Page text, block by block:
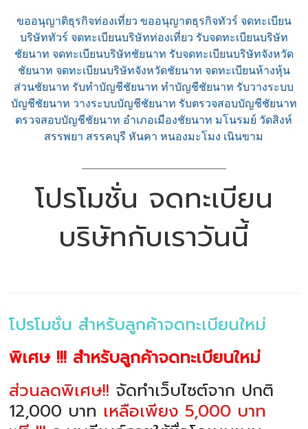
ขออนุญาติธุรกิจท่องเที่ยว ขออนุญาตธุรกิจทัวร์ จดทะเบียน
บริษัททัวร์ จดทะเบียนบริษัทท่องเที่ยว รับจดทะเบียนบริษัท
ชัยนาท จดทะเบียนบริษัทชัยนาท รับจดทะเบียนบริษัทจังหวัด
ชัยนาท จดทะเบียนบริษัทจังหวัดชัยนาท จดทะเบียนห้างหุ้น
ส่วนชัยนาท รับทำบัญชีชัยนาท ทำบัญชีชัยนาท รับวางระบบ
บัญชีชัยนาท วางระบบบัญชีชัยนาท รับตรวจสอบบัญชีชัยนาท
ตรวจสอบบัญชีชัยนาท อำเภอเมืองชัยนาท มโนรมย์ วัดสิงห์
สรรพยา สรรคบุรี หันคา หนองมะโมง เนินขาม
โปรโมชั่น จดทะเบียน
บริษัทกับเราวันนี้
โปรโมชั่น สำหรับลูกค้าจดทะเบียนใหม่
พิเศษ !!! สำหรับลูกค้าจดทะเบียนใหม่
ส่วนลดพิเศษ!! จัดทำเว็บไซต์จาก ปกติ
12,000 บาท เหลือเพียง 5,000 บาท